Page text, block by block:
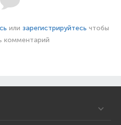
или зарегистрируйтесь чтобы
комментарий